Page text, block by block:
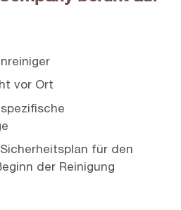
vor Ort
für den
der Reinigung